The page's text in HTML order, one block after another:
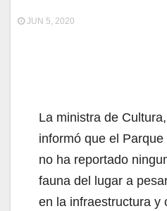
JUN 5, 2020
La ministra de
informó que el
no ha reportado
fauna del lugar a
en la infraestructura y